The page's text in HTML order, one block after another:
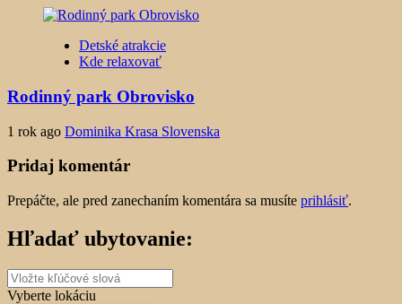
Detské atrakcie
Kde relaxovať
Rodinný park Obrovisko
1 rok ago Dominika Krasa Slovenska
Pridaj komentár
Prepáčte, ale pred zanechaním komentára sa musíte prihlásiť.
Hľadať ubytovanie:
Vyberte lokáciu